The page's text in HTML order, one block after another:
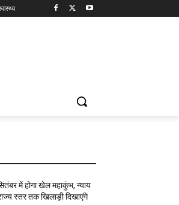
में होगा खेल महाकुंभ, न्याय
स्तर तक खिलाड़ी दिखाएंगे